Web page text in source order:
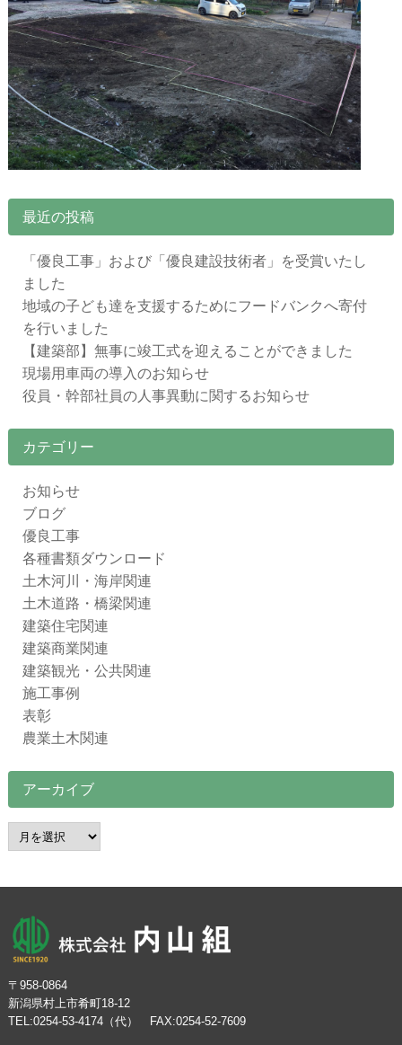
最近の投稿
「優良工事」および「優良建設技術者」を受賞いたし
ました
地域の子ども達を支援するためにフードバンクへ寄付
を行いました
【建築部】無事に竣工式を迎えることができました
現場用車両の導入のお知らせ
役員・幹部社員の人事異動に関するお知らせ
カテゴリー
お知らせ
ブログ
優良工事
各種書類ダウンロード
土木河川・海岸関連
土木道路・橋梁関連
建築住宅関連
建築商業関連
建築観光・公共関連
施工事例
表彰
農業土木関連
アーカイブ
ー
ブ
〒958-0864
新潟県村上市肴町18-12
TEL:0254-53-4174（代） FAX:0254-52-7609